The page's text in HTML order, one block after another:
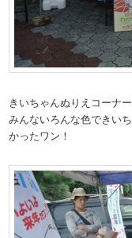
きいちゃんぬりえコーナー
みんないろんな色できい
かったワン！